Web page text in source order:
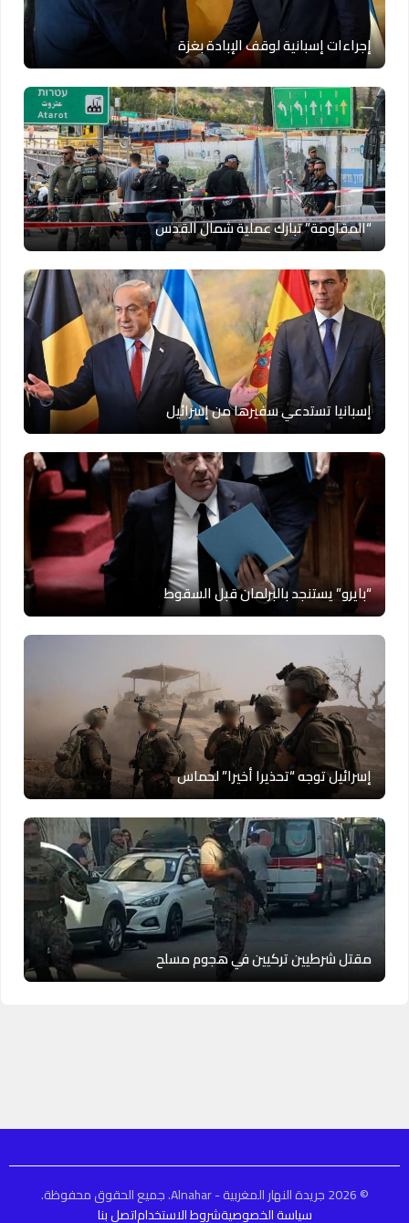
إجراءات إسبانية لوقف الإبادة بغزة
“المقاومة” تبارك عملية شمال القدس
إسبانيا تستدعي سفيرها من إسرائيل
“بايرو” يستنجد بالبرلمان قبل السقوط
إسرائيل توجه “تحذيرا أخيرا” لحماس
مقتل شرطيين تركيين في هجوم مسلح
© 2026 جريدة النهار المغربية - Alnahar. جميع الحقوق محفوظة.
سياسة الخصوصيةشروط الاستخداماتصل بنا